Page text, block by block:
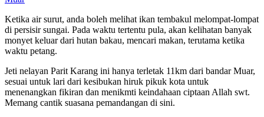
Ketika air surut, anda boleh melihat ikan tembakul melompat-lompat
di persisir sungai. Pada waktu tertentu pula, akan kelihatan banyak
monyet keluar dari hutan bakau, mencari makan, terutama ketika
waktu petang.
Jeti nelayan Parit Karang ini hanya terletak 11km dari bandar Muar,
sesuai untuk lari dari kesibukan hiruk pikuk kota untuk
menenangkan fikiran dan menikmti keindahaan ciptaan Allah swt.
Memang cantik suasana pemandangan di sini.